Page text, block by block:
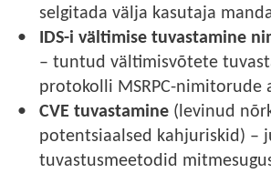
selgitada välja kasutaja
IDS-i vältimise tuvastamine
– tuntud vältimisvõtete
protokolli MSRPC-nimitorude
CVE tuvastamine (levinud
potentsiaalsed kahjuriskid) –
tuvastusmeetodid